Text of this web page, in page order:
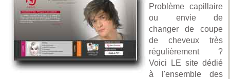
Problème capillaire
ou envie de
changer de coupe
de cheveux très
régulièrement ?
Voici LE site dédié
à l'ensemble des